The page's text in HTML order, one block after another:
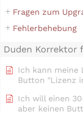
Fragen zum
Fehlerbehebung
Duden Korrektor
Ich kann meine
Button "Lizenz
Ich will einen
aber keinen